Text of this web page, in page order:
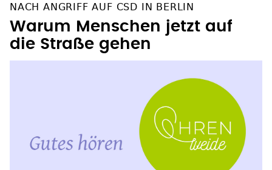
NACH ANGRIFF AUF CSD IN BERLIN
Warum Menschen jetzt auf
die Straße gehen